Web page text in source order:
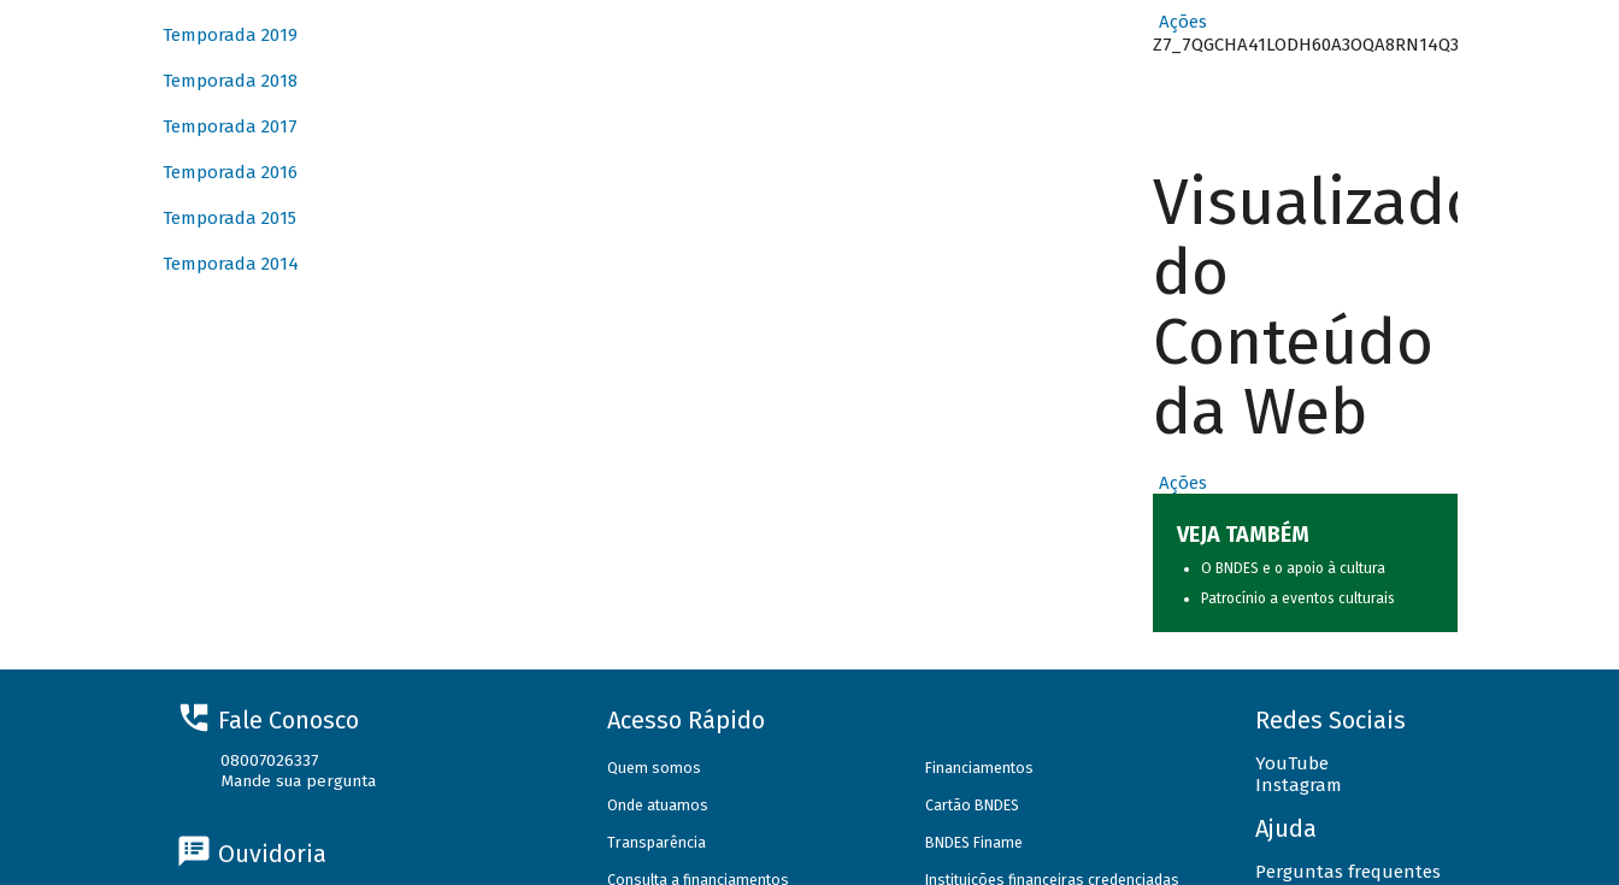
Temporada 2019
Temporada 2018
Temporada 2017
Temporada 2016
Temporada 2015
Temporada 2014
Ações
Z7_7QGCHA41LODH60A3OQA8RN14Q3
Visualizador
do
Conteúdo
da Web
Ações
VEJA TAMBÉM
O BNDES e o apoio à cultura
Patrocínio a eventos culturais
Fale Conosco
08007026337
Mande sua pergunta
Ouvidoria
Acesso Rápido
Quem somos
Onde atuamos
Transparência
Consulta a financiamentos
Financiamentos
Cartão BNDES
BNDES Finame
Instituições financeiras credenciadas
Redes Sociais
YouTube
Instagram
Ajuda
Perguntas frequentes